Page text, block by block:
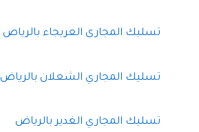
تسليك المجارى العريجاء بالرياص
تسليك المجاري الشعلان بالرياض
تسليك المجاري الغدير بالرياض